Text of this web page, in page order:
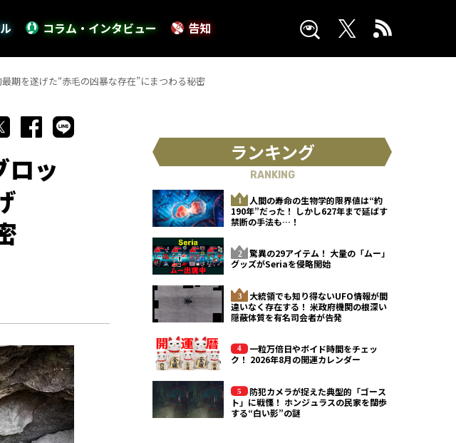
コラム・インタビュー 告知
期を遂げた“赤毛の凶暴な存在”にまつわる秘密
ロッ
ランキング
RANKING
人間の寿命の生物学的限界値は“約
190年”だった！ しかし627年まで延ばす
禁断の手法も…！
驚異の29アイテム！ 大量の「ムー」
グッズがSeriaを侵略開始
大統領でも知り得ないUFO情報が間
違いなく存在する！ 米政府機関の根深い
隠蔽体質を有名司会者が告発
一粒万倍日やボイド時間をチェッ
ク！ 2026年8月の開運カレンダー
防犯カメラが捉えた典型的「ゴース
ト」に戦慄！ ホンジュラスの民家を闊歩
する“白い影”の謎